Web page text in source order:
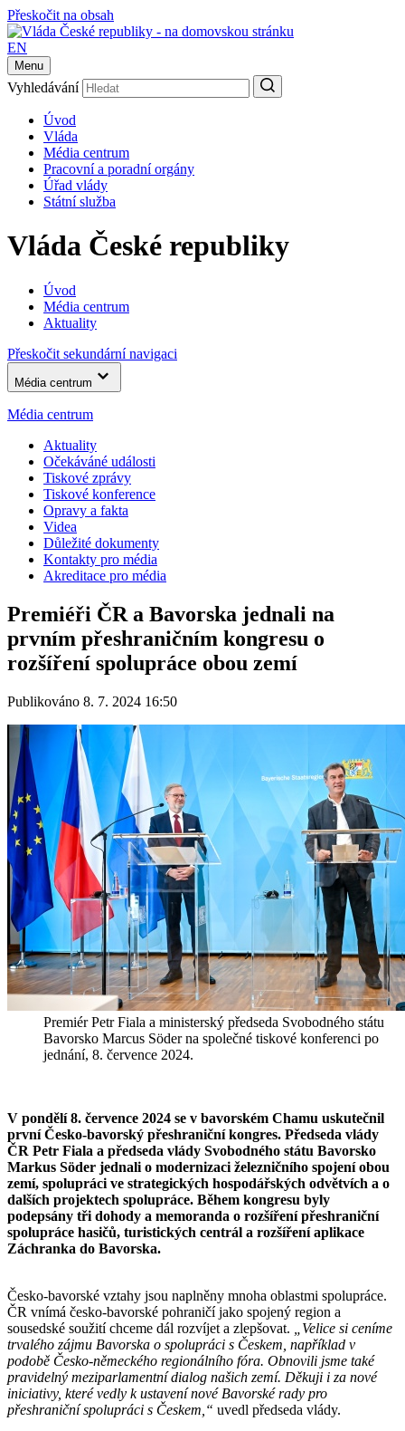
Přeskočit na obsah
EN
Menu
Vyhledávání
Úvod
Vláda
Média centrum
Pracovní a poradní orgány
Úřad vlády
Státní služba
Vláda České republiky
Úvod
Média centrum
Aktuality
Přeskočit sekundární navigaci
Média centrum
Média centrum
Aktuality
Očekáváné události
Tiskové zprávy
Tiskové konference
Opravy a fakta
Videa
Důležité dokumenty
Kontakty pro média
Akreditace pro média
Premiéři ČR a Bavorska jednali na
prvním přeshraničním kongresu o
rozšíření spolupráce obou zemí
Publikováno 8. 7. 2024 16:50
Premiér Petr Fiala a ministerský předseda Svobodného státu
Bavorsko Marcus Söder na společné tiskové konferenci po
jednání, 8. července 2024.
V pondělí 8. července 2024 se v bavorském Chamu uskutečnil
první Česko-bavorský přeshraniční kongres. Předseda vlády
ČR Petr Fiala a předseda vlády Svobodného státu Bavorsko
Markus Söder jednali o modernizaci železničního spojení obou
zemí, spolupráci ve strategických hospodářských odvětvích a o
dalších projektech spolupráce. Během kongresu byly
podepsány tři dohody a memoranda o rozšíření přeshraniční
spolupráce hasičů, turistických centrál a rozšíření aplikace
Záchranka do Bavorska.
Česko-bavorské vztahy jsou naplněny mnoha oblastmi spolupráce.
ČR vnímá česko-bavorské pohraničí jako spojený region a
sousedské soužití chceme dál rozvíjet a zlepšovat.
„Velice si ceníme
trvalého zájmu Bavorska o spolupráci s Českem, například v
podobě Česko-německého regionálního fóra. Obnovili jsme také
pravidelný meziparlamentní dialog našich zemí. Děkuji i za nové
iniciativy, které vedly k ustavení nové Bavorské rady pro
přeshraniční spolupráci s Českem,“ uvedl předseda vlády.